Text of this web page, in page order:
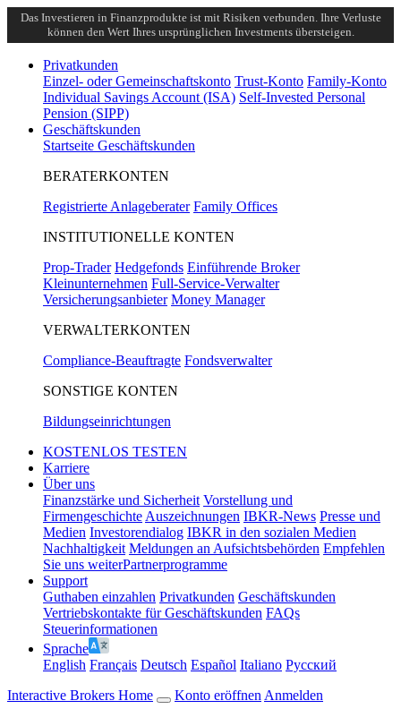
Das Investieren in Finanzprodukte ist mit Risiken verbunden. Ihre Verluste
können den Wert Ihres ursprünglichen Investments übersteigen.
Privatkunden
Einzel- oder Gemeinschaftskonto Trust-Konto Family-Konto
Individual Savings Account (ISA) Self-Invested Personal
Pension (SIPP)
Geschäftskunden
Startseite Geschäftskunden
BERATERKONTEN
Registrierte Anlageberater Family Offices
INSTITUTIONELLE KONTEN
Prop-Trader Hedgefonds Einführende Broker
Kleinunternehmen Full-Service-Verwalter
Versicherungsanbieter Money Manager
VERWALTERKONTEN
Compliance-Beauftragte Fondsverwalter
SONSTIGE KONTEN
Bildungseinrichtungen
KOSTENLOS TESTEN
Karriere
Über uns
Finanzstärke und Sicherheit Vorstellung und
Firmengeschichte Auszeichnungen IBKR-News Presse und
Medien Investorendialog IBKR in den sozialen Medien
Nachhaltigkeit Meldungen an Aufsichtsbehörden Empfehlen
Sie uns weiterPartnerprogramme
Support
Guthaben einzahlen Privatkunden Geschäftskunden
Vertriebskontakte für Geschäftskunden FAQs
Steuerinformationen
Sprache
English Français Deutsch Español Italiano Pусский
Interactive Brokers Home
Konto eröffnen Anmelden